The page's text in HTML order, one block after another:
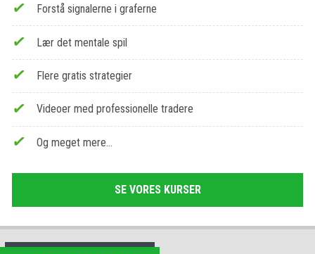
Forstå signalerne i graferne
Lær det mentale spil
Flere gratis strategier
Videoer med professionelle tradere
Og meget mere…
SE VORES KURSER